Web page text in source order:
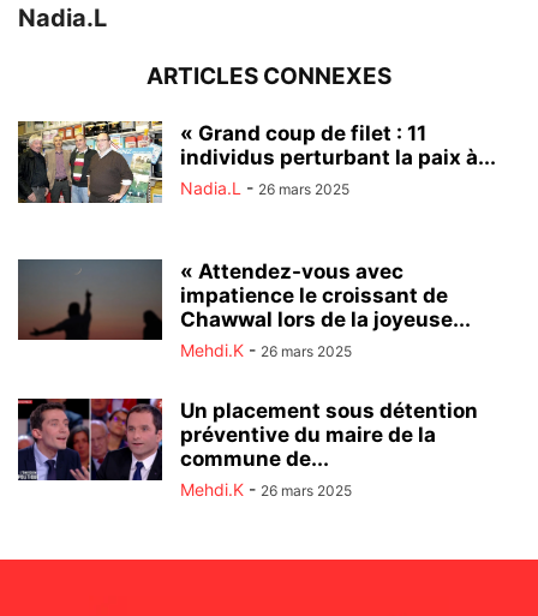
Nadia.L
ARTICLES CONNEXES
« Grand coup de filet : 11
individus perturbant la paix à...
Nadia.L - 26 mars 2025
« Attendez-vous avec
impatience le croissant de
Chawwal lors de la joyeuse...
Mehdi.K - 26 mars 2025
Un placement sous détention
préventive du maire de la
commune de...
Mehdi.K - 26 mars 2025